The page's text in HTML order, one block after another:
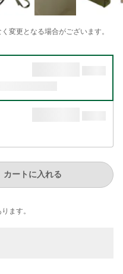
変更となる場合がございます。
カートに入れる
ます。